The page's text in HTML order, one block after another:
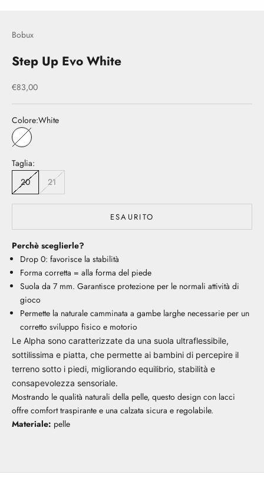
Bobux
Step Up Evo White
Prezzo scontato
€83,00
Colore:White
White
Taglia:
20
21
ESAURITO
Perchè sceglierle?
Drop 0: favorisce la stabilità
Forma corretta = alla forma del piede
Suola da 7 mm. Garantisce protezione per le normali attività di
gioco
Permette la naturale camminata a gambe larghe necessarie per un
corretto sviluppo fisico e motorio
Le Alpha sono caratterizzate da una suola ultraflessibile,
sottilissima e piatta, che permette ai bambini di percepire il
terreno sotto i piedi, migliorando equilibrio, stabilità e
consapevolezza sensoriale.
Mostrando le qualità naturali della pelle, questo design con lacci
offre comfort traspirante e una calzata sicura e regolabile.
Materiale: pelle